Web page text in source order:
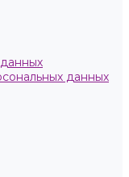
данных